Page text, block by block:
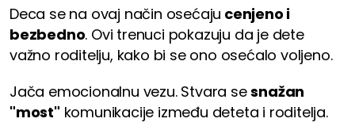
Deca se na ovaj način osećaju cenjeno i
bezbedno. Ovi trenuci pokazuju da je dete
važno roditelju, kako bi se ono osećalo voljeno.
Jača emocionalnu vezu. Stvara sesnažan
"most" komunikacije između deteta i roditelja.